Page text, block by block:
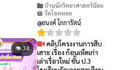
บ้านนักวิทยาศาสตร์น้อย
🏫 วัดโขดหอย
@อนงค์ โกการัตน์
👁 34
คลิปโครงงานการสืบ
เสาะ เรื่อง ก้อนเห็ดเก่า
เล่าเรื่อวใหม่ ชั้น ป.3